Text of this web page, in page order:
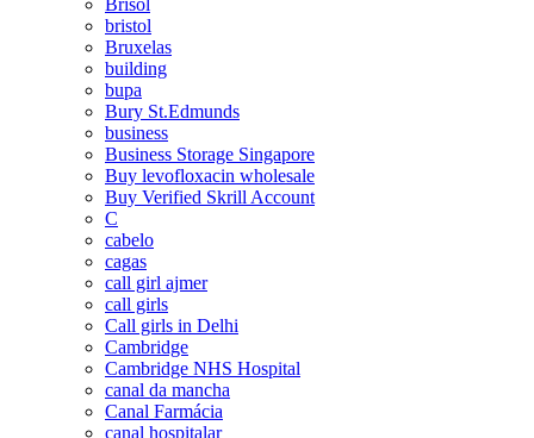
bristol
Bruxelas
building
bupa
Bury St.Edmunds
business
Business Storage Singapore
Buy levofloxacin wholesale
Buy Verified Skrill Account
C
cabelo
cagas
call girl ajmer
call girls
Call girls in Delhi
Cambridge
Cambridge NHS Hospital
canal da mancha
Canal Farmácia
canal hospitalar